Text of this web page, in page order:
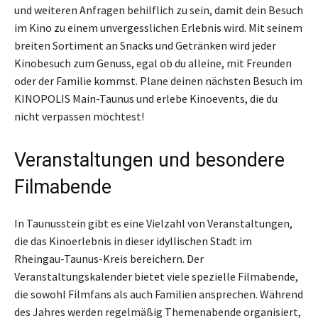
und weiteren Anfragen behilflich zu sein, damit dein Besuch
im Kino zu einem unvergesslichen Erlebnis wird. Mit seinem
breiten Sortiment an Snacks und Getränken wird jeder
Kinobesuch zum Genuss, egal ob du alleine, mit Freunden
oder der Familie kommst. Plane deinen nächsten Besuch im
KINOPOLIS Main-Taunus und erlebe Kinoevents, die du
nicht verpassen möchtest!
Veranstaltungen und besondere
Filmabende
In Taunusstein gibt es eine Vielzahl von Veranstaltungen,
die das Kinoerlebnis in dieser idyllischen Stadt im
Rheingau-Taunus-Kreis bereichern. Der
Veranstaltungskalender bietet viele spezielle Filmabende,
die sowohl Filmfans als auch Familien ansprechen. Während
des Jahres werden regelmäßig Themenabende organisiert,